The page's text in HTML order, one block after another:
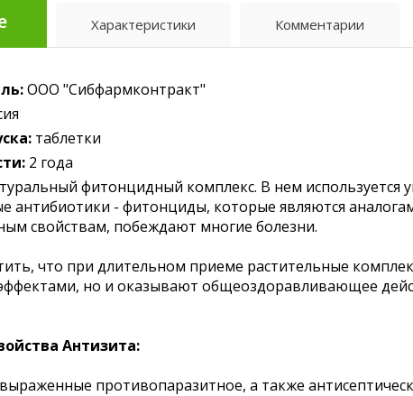
Характеристики Комментарии
ООО "Сибфармконтракт"
таблетки
2 года
фитонцидный комплекс. В нем используется
антибиотики - фитонциды, которые являются
свойствам, побеждают многие болезни.
что при длительном приеме растительные
но и оказывают общеоздоравливающее
Антизита:
противопаразитное, а также